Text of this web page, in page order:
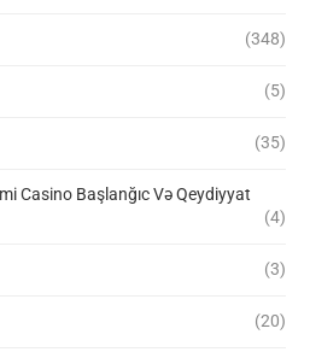
(348)
(5)
(35)
Casino Başlanğıc Və Qeydiyyat
(4)
(3)
(20)